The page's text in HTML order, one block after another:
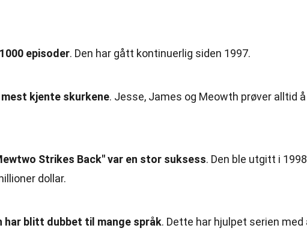
episoder. Den har gått kontinuerlig siden 1997.
kjente skurkene. Jesse, James og Meowth prøver alltid å
Strikes Back" var en stor suksess. Den ble utgitt i 1998
dollar.
har blitt dubbet til mange språk. Dette har hjulpet serien med